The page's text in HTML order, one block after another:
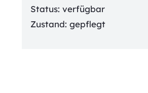
Status: verfügbar
Zustand: gepflegt